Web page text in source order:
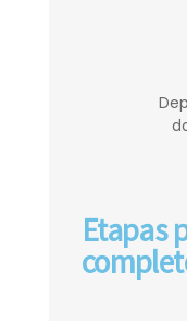
Etapas